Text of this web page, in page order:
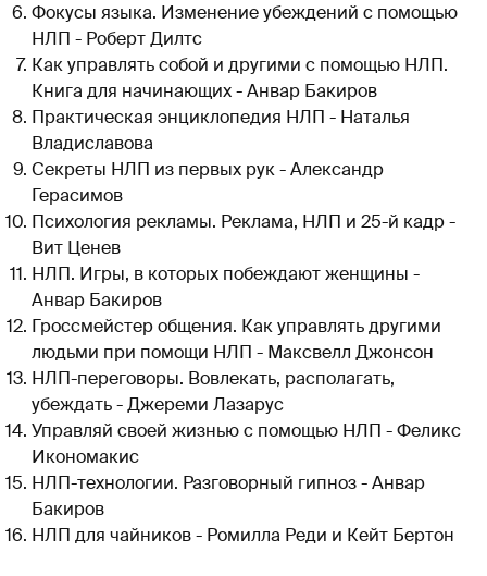
Фокусы языка. Изменение убеждений с помощью
НЛП - Роберт Дилтс
Как управлять собой и другими с помощью НЛП.
Книга для начинающих - Анвар Бакиров
Практическая энциклопедия НЛП - Наталья
Владиславова
Секреты НЛП из первых рук - Александр
Герасимов
Психология рекламы. Реклама, НЛП и 25-й кадр -
Вит Ценев
НЛП. Игры, в которых побеждают женщины -
Анвар Бакиров
Гроссмейстер общения. Как управлять другими
людьми при помощи НЛП - Максвелл Джонсон
НЛП-переговоры. Вовлекать, располагать,
убеждать - Джереми Лазарус
Управляй своей жизнью с помощью НЛП - Феликс
Икономакис
НЛП-технологии. Разговорный гипноз - Анвар
Бакиров
НЛП для чайников - Ромилла Реди и Кейт Бертон